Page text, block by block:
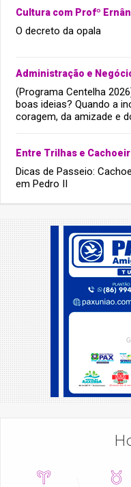
Cultura com Profº
O decreto da opala
Administração e
(Programa Centelha
boas ideias? Quando a
coragem, da amizade e
Entre Trilhas e
Dicas de Passeio:
em Pedro II